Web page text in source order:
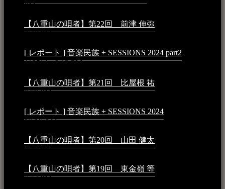
PM
【八重山の唄者】第22回 前津 伸弥
7:50 PM
[ レポート ] 音楽民族 + SESSIONS 2024 part2
月25日 - 9:13 PM
【八重山の唄者】第21回 比屋根 祐
8:59 PM
[ レポート ] 音楽民族 + SESSIONS 2024
10:16 AM
【八重山の唄者】第20回 山田 健太
3:54 PM
【八重山の唄者】第19回 東金嶺 等
9:52 PM